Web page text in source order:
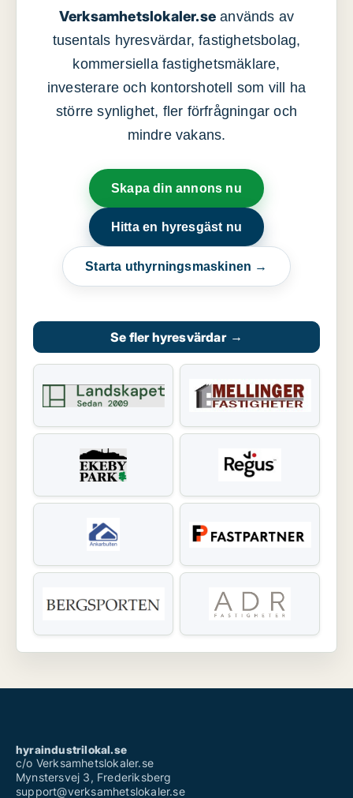
Verksamhetslokaler.se används av
tusentals hyresvärdar, fastighetsbolag,
kommersiella fastighetsmäklare,
investerare och kontorshotell som vill ha
större synlighet, fler förfrågningar och
mindre vakans.
Skapa din annons nu
Hitta en hyresgäst nu
Starta uthyrningsmaskinen →
Se fler hyresvärdar →
hyraindustrilokal.se
c/o Verksamhetslokaler.se
Mynstersvej 3, Frederiksberg
support@verksamhetslokaler.se